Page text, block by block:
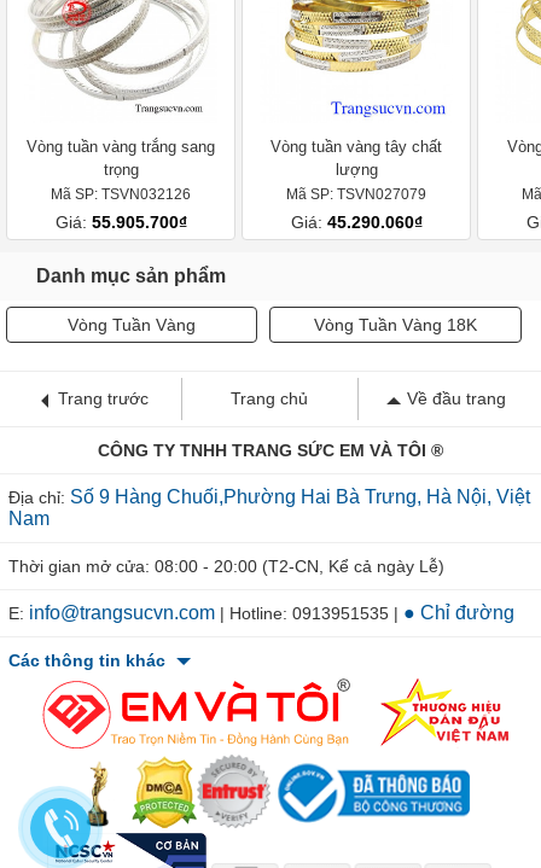
Vòng tuần vàng trắng sang
trọng
Mã SP: TSVN032126
Giá: 55.905.700₫
Vòng tuần vàng tây chất
lượng
Mã SP: TSVN027079
Giá: 45.290.060₫
Danh mục sản phẩm
Vòng Tuần Vàng Vòng Tuần Vàng 18K
Trang trước Trang chủ Về đầu trang
CÔNG TY TNHH TRANG SỨC EM VÀ TÔI ®
Địa chỉ: Số 9 Hàng Chuối,Phường Hai Bà Trưng, Hà Nội, Việt
Nam
Thời gian mở cửa: 08:00 - 20:00 (T2-CN, Kể cả ngày Lễ)
E: info@trangsucvn.com | Hotline: 0913951535 | ● Chỉ đường
Các thông tin khác